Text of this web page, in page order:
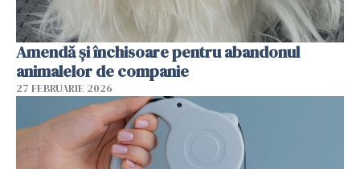
Amendă și închisoare pentru abandonul
animalelor de companie
27 FEBRUARIE 2026